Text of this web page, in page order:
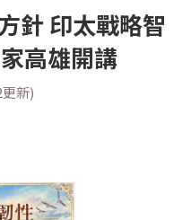
針 印太戰略智
高雄開講
新)